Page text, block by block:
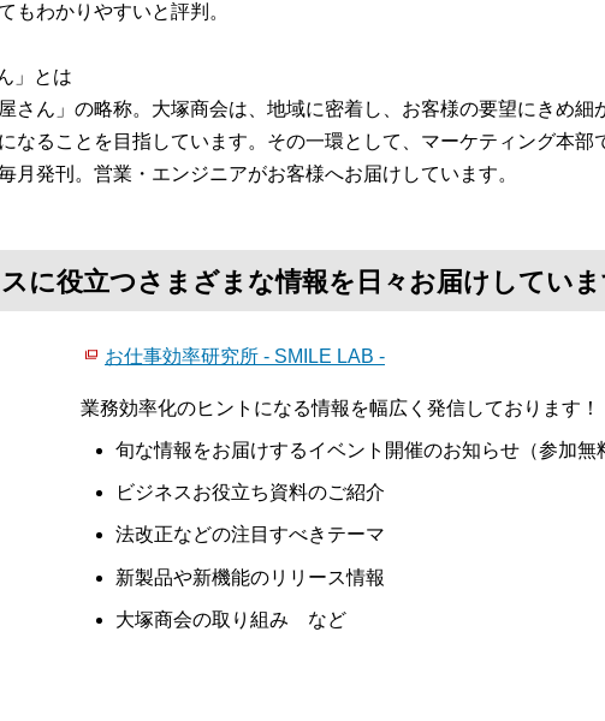
もわかりやすいと評判。
」とは
屋さん」の略称。大塚商会は、地域に密着し、お客様の要望にきめ細
なることを目指しています。その一環として、マーケティング本部
月発刊。営業・エンジニアがお客様へお届けしています。
に役立つさまざまな情報を日々お届けしていま
お仕事効率研究所 - SMILE LAB -
業務効率化のヒントになる情報を幅広く発信しております！
旬な情報をお届けするイベント開催のお知らせ（参加無
ビジネスお役立ち資料のご紹介
法改正などの注目すべきテーマ
新製品や新機能のリリース情報
大塚商会の取り組み など